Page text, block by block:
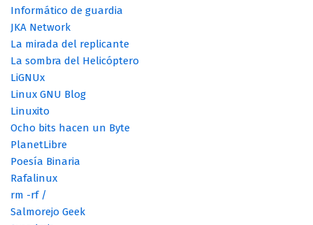
Desde Linux
El atareao
Entornos GNU/Linux
Espacio Linux
Gespadas
Informático de guardia
JKA Network
La mirada del replicante
La sombra del Helicóptero
LiGNUx
Linux GNU Blog
Linuxito
Ocho bits hacen un Byte